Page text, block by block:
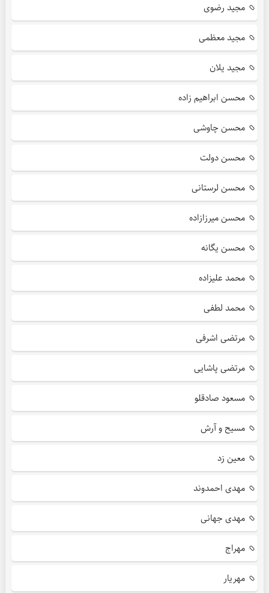
مجید رضوی
مجید معظمی
مجید یلان
محسن ابراهیم زاده
محسن چاوشی
محسن دولت
محسن لرستانی
محسن میرزازاده
محسن یگانه
محمد علیزاده
محمد لطفی
مرتضی اشرفی
مرتضی پاشایی
مسعود صادقلو
مسیح و آرش
معین زد
مهدی احمدوند
مهدی جهانی
مهراج
مهریار